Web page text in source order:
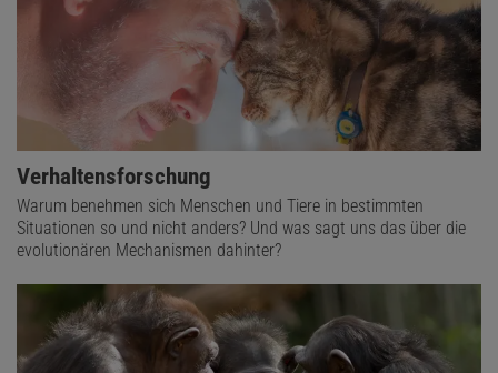
Verhaltensforschung
Warum benehmen sich Menschen und Tiere in bestimmten
Situationen so und nicht anders? Und was sagt uns das über die
evolutionären Mechanismen dahinter?